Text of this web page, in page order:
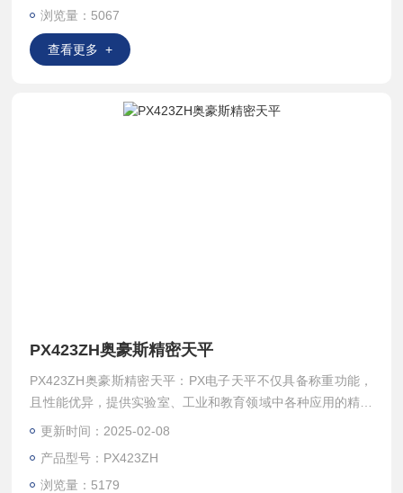
浏览量：5067
查看更多 +
PX423ZH奥豪斯精密天平
PX423ZH奥豪斯精密天平：PX电子天平不仅具备称重功能，
且性能优异，提供实验室、工业和教育领域中各种应用的精准
需求；PX天平价格实惠、显示屏清晰直观，第二行增加了中
更新时间：2025-02-08
产品型号：PX423ZH
浏览量：5179